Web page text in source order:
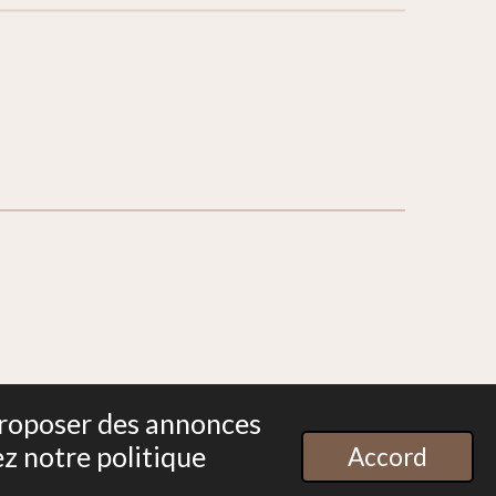
des annonces
notre politique
Accord
Propulsé par